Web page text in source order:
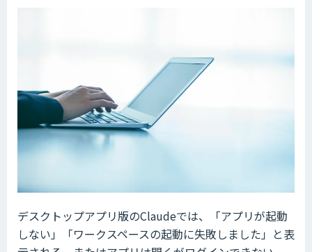
デスクトップアプリ版のClaudeでは、「アプリが起動
しない」「ワークスペースの起動に失敗しました」と表